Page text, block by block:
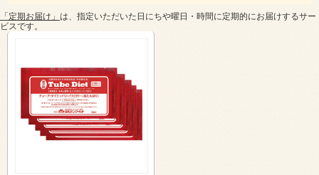
「定期お届け」 は、指定いただいた日にちや曜日・時間に定期的にお届けするサー
ビスです。